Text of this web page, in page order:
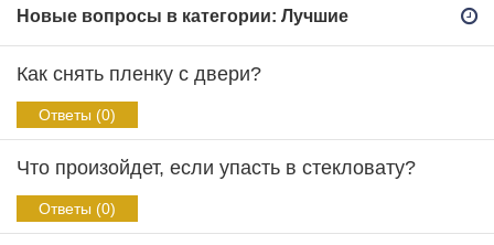
Новые вопросы в категории: Лучшие
Как снять пленку с двери?
Ответы (0)
Что произойдет, если упасть в стекловату?
Ответы (0)